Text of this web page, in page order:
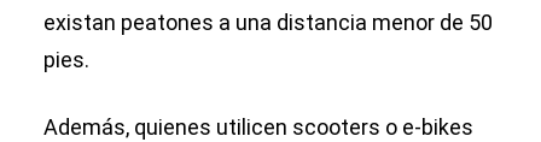
existan peatones a una distancia menor de 50
pies.
Además, quienes utilicen scooters o e-bikes